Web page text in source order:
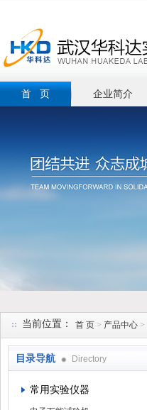
首 页 企业简介
当前位置： 首 页 > 产品中心 >
目录导航 Directory
常用实验仪器